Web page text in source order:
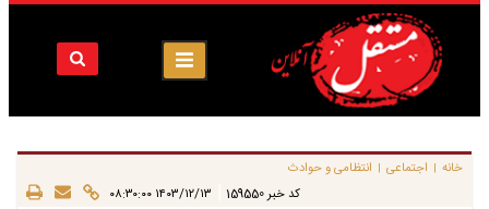
خانه | اجتماعی | انتظامی و حوادث
کد خبر 159550 ۱۴۰۳/۱۲/۱۳ ۰۸:۳۰:۰۰